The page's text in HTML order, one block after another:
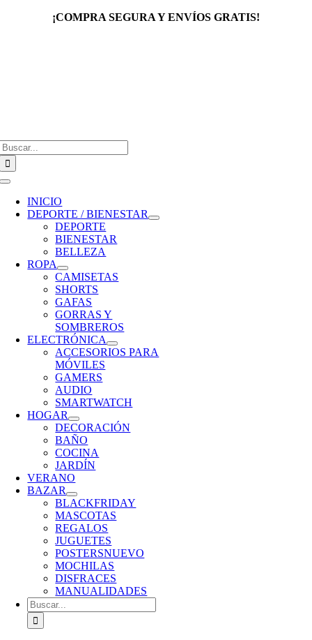
¡COMPRA SEGURA Y ENVÍOS GRATIS!
Toggle
Navigation
INICIO
DEPORTE / BIENESTAR
DEPORTE
BIENESTAR
BELLEZA
ROPA
CAMISETAS
SHORTS
GAFAS
GORRAS Y
SOMBREROS
ELECTRÓNICA
ACCESORIOS PARA
MÓVILES
GAMERS
AUDIO
SMARTWATCH
HOGAR
DECORACIÓN
BAÑO
COCINA
JARDÍN
VERANO
BAZAR
BLACKFRIDAY
MASCOTAS
REGALOS
JUGUETES
POSTERSNUEVO
MOCHILAS
DISFRACES
MANUALIDADES
Buscar: